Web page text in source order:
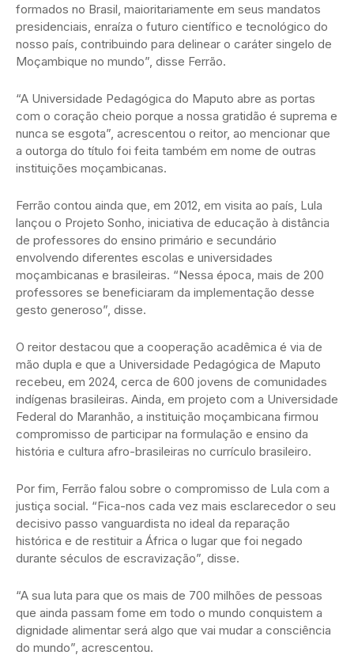
formados no Brasil, maioritariamente em seus mandatos
presidenciais, enraíza o futuro científico e tecnológico do
nosso país, contribuindo para delinear o caráter singelo de
Moçambique no mundo”, disse Ferrão.
“A Universidade Pedagógica do Maputo abre as portas
com o coração cheio porque a nossa gratidão é suprema e
nunca se esgota”, acrescentou o reitor, ao mencionar que
a outorga do título foi feita também em nome de outras
instituições moçambicanas.
Ferrão contou ainda que, em 2012, em visita ao país, Lula
lançou o Projeto Sonho, iniciativa de educação à distância
de professores do ensino primário e secundário
envolvendo diferentes escolas e universidades
moçambicanas e brasileiras. “Nessa época, mais de 200
professores se beneficiaram da implementação desse
gesto generoso”, disse.
O reitor destacou que a cooperação acadêmica é via de
mão dupla e que a Universidade Pedagógica de Maputo
recebeu, em 2024, cerca de 600 jovens de comunidades
indígenas brasileiras. Ainda, em projeto com a Universidade
Federal do Maranhão, a instituição moçambicana firmou
compromisso de participar na formulação e ensino da
história e cultura afro-brasileiras no currículo brasileiro.
Por fim, Ferrão falou sobre o compromisso de Lula com a
justiça social. “Fica-nos cada vez mais esclarecedor o seu
decisivo passo vanguardista no ideal da reparação
histórica e de restituir a África o lugar que foi negado
durante séculos de escravização”, disse.
“A sua luta para que os mais de 700 milhões de pessoas
que ainda passam fome em todo o mundo conquistem a
dignidade alimentar será algo que vai mudar a consciência
do mundo”, acrescentou.